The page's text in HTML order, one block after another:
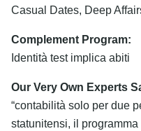
Casual Dates, Deep
Complement Program:
Identità test implica abiti
Our Very Own Experts
“contabilità solo per due
statunitensi, il